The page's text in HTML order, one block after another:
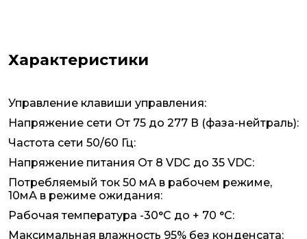
Характеристики
Управление клавиши управления:
Напряжение сети От 75 до 277 В (фаза-нейтраль):
Частота сети 50/60 Гц:
Напряжение питания От 8 VDC до 35 VDC:
Потребляемый ток 50 мА в рабочем режиме,
10мА в режиме ожидания:
Рабочая температура -30°C до + 70 °C:
Максимальная влажность 95% без конденсата: